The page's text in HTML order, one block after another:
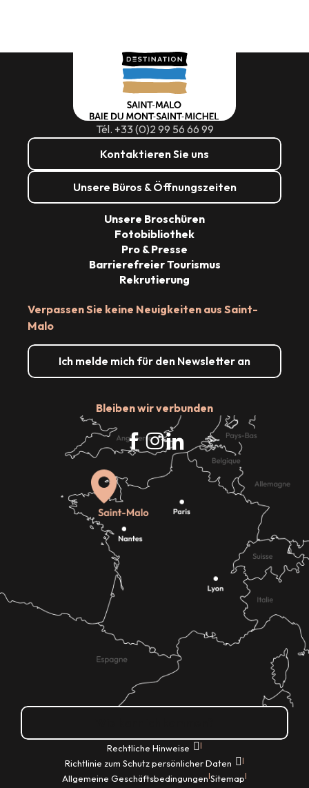
Tél. +33 (0)2 99 56 66 99
Kontaktieren Sie uns
Unsere Büros & Öffnungszeiten
Verpassen Sie keine Neuigkeiten aus Saint-
Malo
Ich melde mich für den Newsletter an
Bleiben wir verbunden
Unsere Broschüren
Fotobibliothek
Pro & Presse
Barrierefreier Tourismus
Rekrutierung
Rechtliche Hinweise |
Richtlinie zum Schutz persönlicher Daten |
Allgemeine Geschäftsbedingungen|Sitemap|